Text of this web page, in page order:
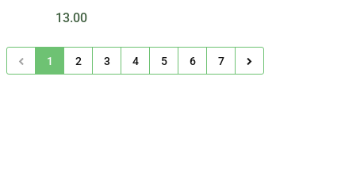
13.00
1 2 3 4 5 6 7